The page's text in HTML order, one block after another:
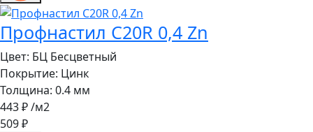
Профнастил C20R 0,4 Zn
Цвет: БЦ Бесцветный
Покрытие: Цинк
Толщина: 0.4 мм
443 ₽/м2
509 ₽